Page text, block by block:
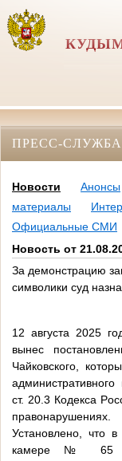
ПРЕСС-СЛУЖБА
Новости Анонсы
материалы
Официальные СМИ
Новость от
За демонстрацию
символики суд
12 августа 2025
вынес
Чайковского,
ст. 20.3 Кодекса
правонарушениях.
Установлено, что
камере № 65